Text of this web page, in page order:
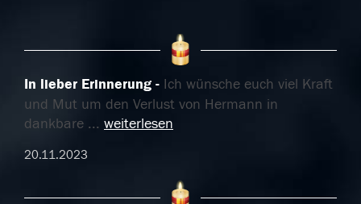
In lieber Erinnerung
Ich wünsche euch viel Kraft
und Mut um den Verlust von Hermann in
dankbare ... weiterlesen
20.11.2023